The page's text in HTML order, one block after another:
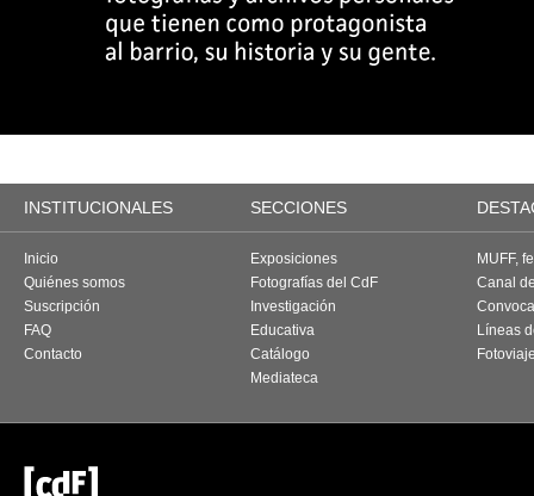
INSTITUCIONALES SECCIONES
Inicio
Quiénes somos
Suscripción
FAQ
Contacto
Exposiciones
Fotografías del CdF
Investigación
Educativa
Catálogo
Mediateca
MUFF,
Canal
Líneas